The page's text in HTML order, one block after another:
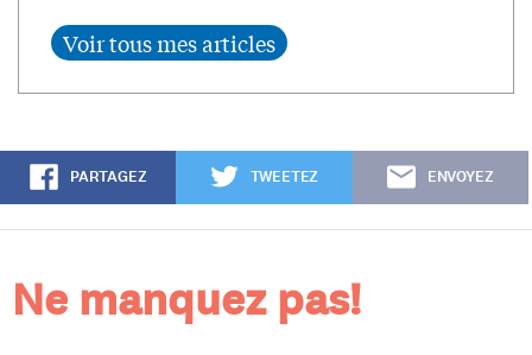
PARTAGEZ TWEETEZ ENVOYEZ
Ne manquez pas!